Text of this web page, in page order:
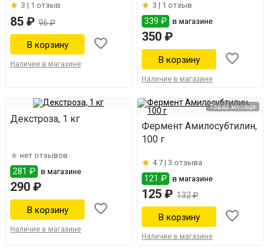
3 | 1 отзыв
85 ₽ 96 ₽
Наличие в магазине
3 | 1 отзыв
339 ₽ в магазине
350 ₽
Наличие в магазине
Декстроза, 1 кг
нет отзывов
281 ₽ в магазине
290 ₽
Наличие в магазине
Товар месяца
Фермент Амилосубтилин,
100 г
4.7 |3 отзыва
121 ₽ в магазине
125 ₽ 132 ₽
Наличие в магазине